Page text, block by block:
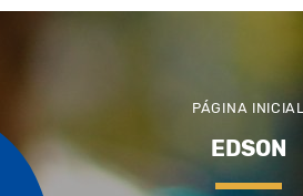
PÁGINA INICIAL
EDSON